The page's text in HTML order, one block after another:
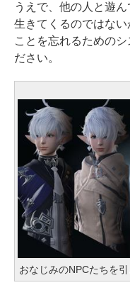
うえで、他の人と遊
生きてくるのではな
ことを忘れるための
ださい。
おなじみのNPCたちを